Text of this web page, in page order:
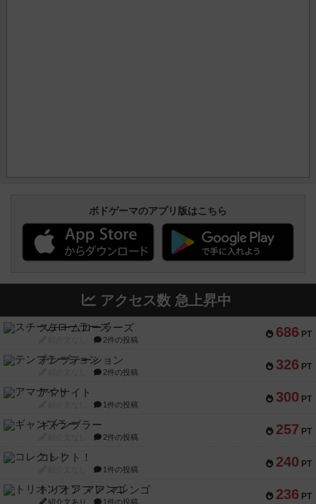
ボドゲーマのアプリ版はこちら
アクセス数 急上昇中
686 PT
スチームローラーズ
2件の投稿
326 PT
テンプテーション
2件の投稿
300 PT
アマナイト
1件の投稿
257 PT
ギャンブラー
2件の投稿
240 PT
コレクト！
1件の投稿
236 PT
トリオンフ ア マレンゴ
紹介文あり 1件の投稿